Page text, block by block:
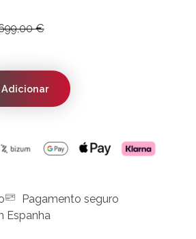
€
Adicionar
Pagamento seguro
Espanha